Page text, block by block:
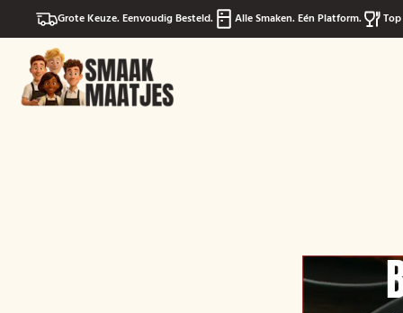
Grote Keuze. Eenvoudig Besteld. Alle Smaken. Eén Platform.